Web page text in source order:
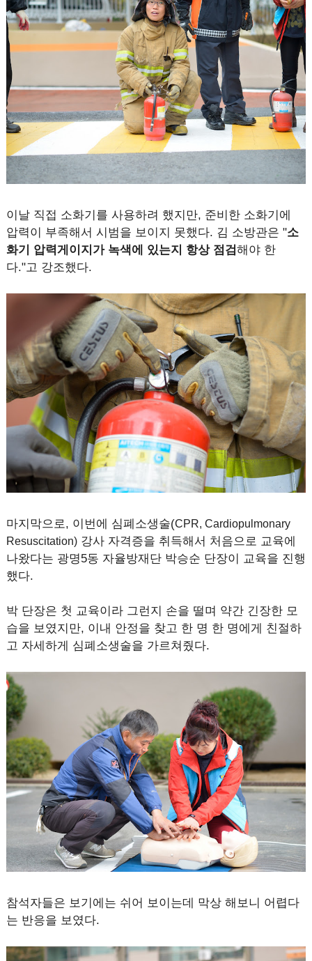
이날 직접 소화기를 사용하려 했지만, 준비한 소화기에
압력이 부족해서 시범을 보이지 못했다. 김 소방관은 "소
화기 압력게이지가 녹색에 있는지 항상 점검해야 한
다."고 강조했다.
마지막으로, 이번에 심폐소생술(CPR, Cardiopulmonary
Resuscitation)강사 자격증을 취득해서 처음으로 교육에
나왔다는 광명5동 자율방재단 박승순 단장이 교육을 진행
했다.
박 단장은 첫 교육이라 그런지 손을 떨며 약간 긴장한 모
습을 보였지만, 이내 안정을 찾고 한 명 한 명에게 친절하
고 자세하게 심폐소생술을 가르쳐줬다.
참석자들은 보기에는 쉬어 보이는데 막상 해보니 어렵다
는 반응을 보였다.